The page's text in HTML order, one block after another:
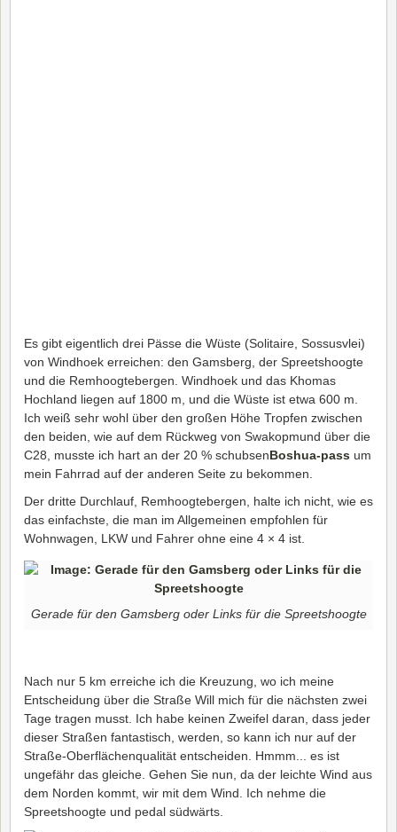
Es gibt eigentlich drei Pässe die Wüste (Solitaire, Sossusvlei)
von Windhoek erreichen: den Gamsberg, der Spreetshoogte
und die Remhoogtebergen. Windhoek und das Khomas
Hochland liegen auf 1800 m, und die Wüste ist etwa 600 m.
Ich weiß sehr wohl über den großen Höhe Tropfen zwischen
den beiden, wie auf dem Rückweg von Swakopmund über die
C28, musste ich hart an der 20 % schubsenBoshua-pass um
mein Fahrrad auf der anderen Seite zu bekommen.
Der dritte Durchlauf, Remhoogtebergen, halte ich nicht, wie es
das einfachste, die man im Allgemeinen empfohlen für
Wohnwagen, LKW und Fahrer ohne eine 4 × 4 ist.
Gerade für den Gamsberg oder Links für die Spreetshoogte
Nach nur 5 km erreiche ich die Kreuzung, wo ich meine
Entscheidung über die Straße Will mich für die nächsten zwei
Tage tragen musst. Ich habe keinen Zweifel daran, dass jeder
dieser Straßen fantastisch, werden, so kann ich nur auf der
Straße-Oberflächenqualität entscheiden. Hmmm... es ist
ungefähr das gleiche. Gehen Sie nun, da der leichte Wind aus
dem Norden kommt, wir mit dem Wind. Ich nehme die
Spreetshoogte und pedal südwärts.